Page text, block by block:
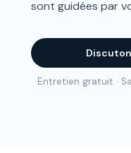
sont guidées par
Entretien gratuit ·